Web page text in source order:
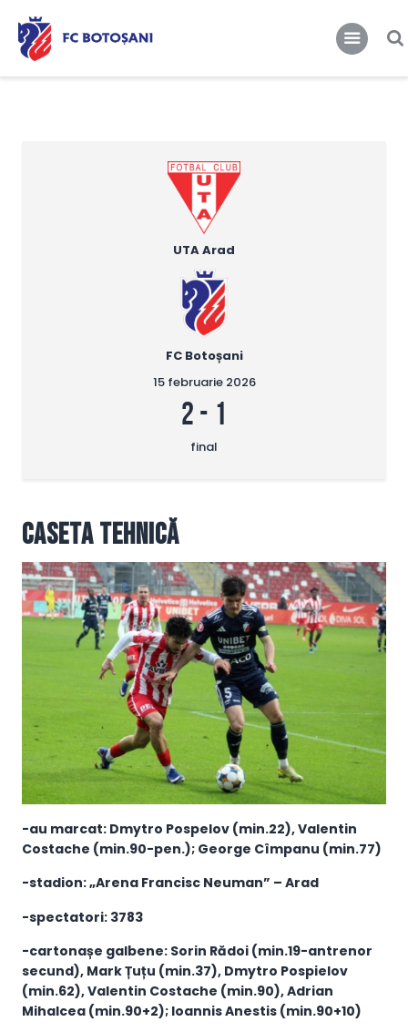
Club
Stiri
UTA Arad
FC Botoșani
15 februarie 2026
2 - 1
final
Caseta tehnică
-au marcat: Dmytro Pospelov (min.22), Valentin
Costache (min.90-pen.); George Cîmpanu (min.77)
-stadion: „Arena Francisc Neuman” – Arad
-spectatori: 3783
-cartonașe galbene: Sorin Rădoi (min.19-antrenor
secund), Mark Țuțu (min.37), Dmytro Pospielov
(min.62), Valentin Costache (min.90), Adrian
Mihalcea (min.90+2); Ioannis Anestis (min.90+10)